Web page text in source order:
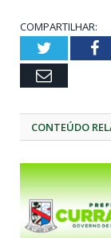
COMPARTILHAR:
Twitter
Email
CONTEÚDO